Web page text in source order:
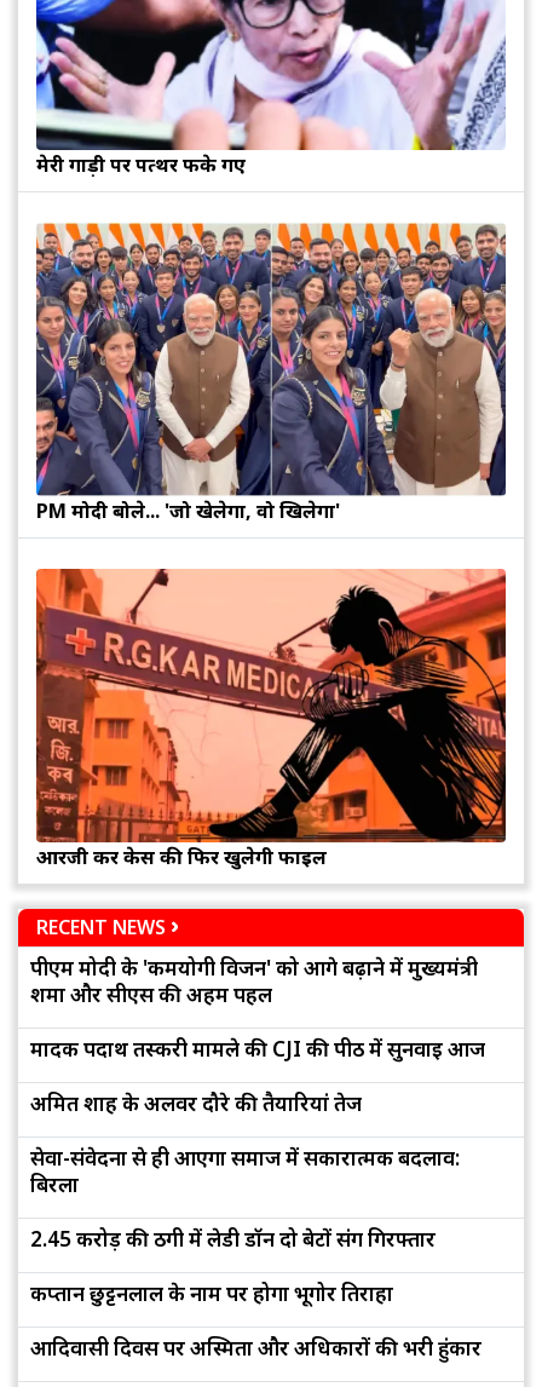
मेरी गाड़ी पर पत्थर फेंके गए
PM मोदी बोले... 'जो खेलेगा, वो खिलेगा'
आरजी कर केस की फिर खुलेगी फाइल
RECENT NEWS
पीएम मोदी के 'कर्मयोगी विजन' को आगे बढ़ाने में मुख्यमंत्री
शर्मा और सीएस की अहम पहल
मादक पदार्थ तस्करी मामले की CJI की पीठ में सुनवाई आज
अमित शाह के अलवर दौरे की तैयारियां तेज
सेवा-संवेदना से ही आएगा समाज में सकारात्मक बदलाव:
बिरला
2.45 करोड़ की ठगी में लेडी डॉन दो बेटों संग गिरफ्तार
कप्तान छुट्टनलाल के नाम पर होगा भूगोर तिराहा
आदिवासी दिवस पर अस्मिता और अधिकारों की भरी हुंकार